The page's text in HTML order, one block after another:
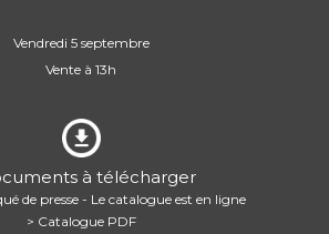
Vendredi 5 septembre
Vente à 13h
à télécharger
de presse - Le catalogue est en ligne
> Catalogue PDF